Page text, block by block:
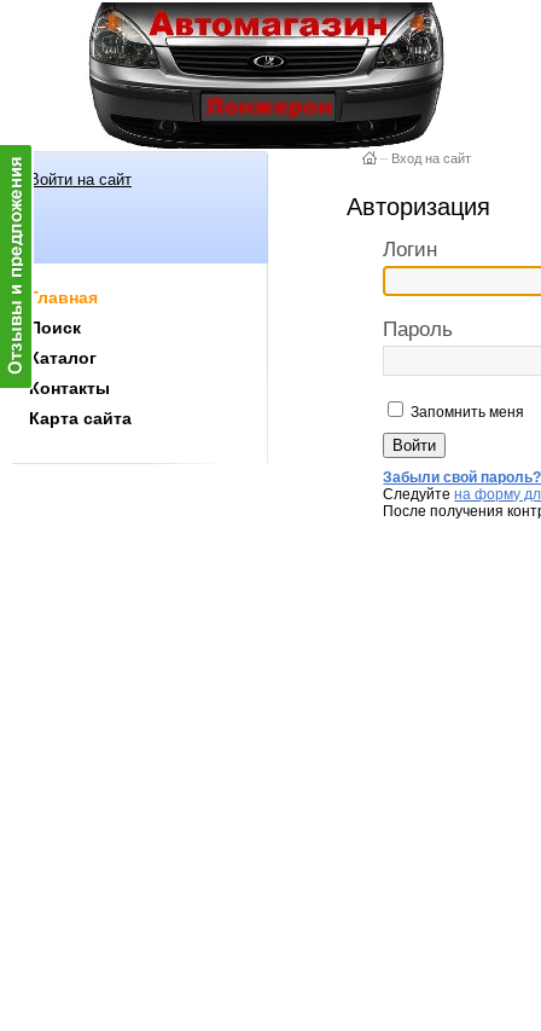
Войти на сайт
Главная
Поиск
Каталог
Контакты
Карта сайта
– Вход на сайт
Авторизация
Логин
Пароль
Запомнить меня
Забыли свой пароль?
Следуйтена форму
После получения